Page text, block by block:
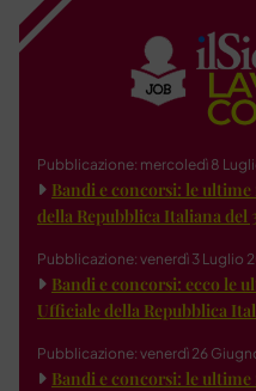
Pubblicazione: mercoledì 8
Bandi e concorsi: le
della Repubblica Italiana del
Pubblicazione: venerdì 3 Luglio
Bandi e concorsi: ecco le
Ufficiale della Repubblica
Pubblicazione: venerdì 26
Bandi e concorsi: le